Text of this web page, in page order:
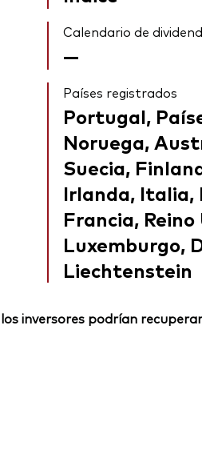
Calendario de
—
Países registrados
Portugal,
Noruega,
Suecia,
Irlanda, Italia,
Francia, Reino
Luxemburgo,
Liechtenstein
inversores podrían